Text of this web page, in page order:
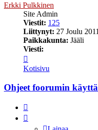
Erkki Pulkkinen
Site Admin
Viestit: 125
Liittynyt: 27 Joulu
Paikkakunta: Jääli
Viesti:
Erkki
Pulkkinen
Kotisivu
Ohjeet foorumin